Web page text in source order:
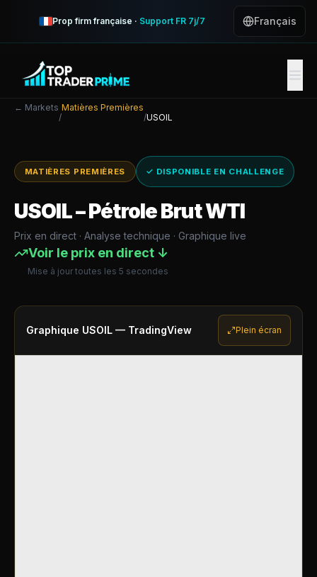
Prop firm française · Support FR 7j/7 Français
← Markets
/
Matières Premières
/USOIL
MATIÈRES PREMIÈRES ✓ DISPONIBLE EN CHALLENGE
USOIL–Pétrole Brut WTI
Prix en direct · Analyse technique · Graphique live
Voir le prix en direct ↓
Mise à jour toutes les 5 secondes
Graphique USOIL — TradingView Plein écran